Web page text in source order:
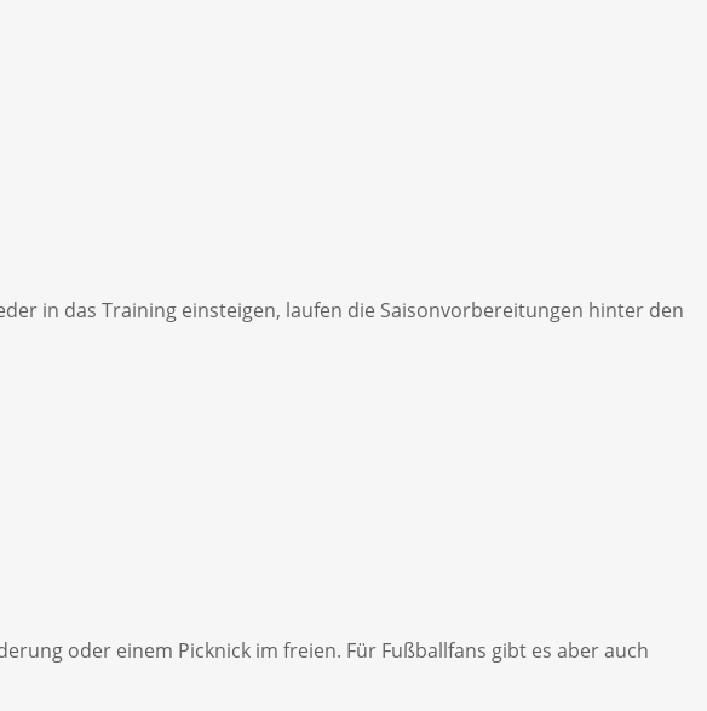
in das Training einsteigen, laufen die Saisonvorbereitungen hinter den
oder einem Picknick im freien. Für Fußballfans gibt es aber auch